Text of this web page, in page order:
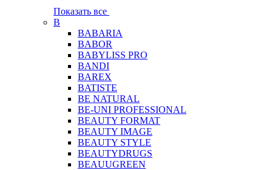
Показать все
B
BABARIA
BABOR
BABYLISS PRO
BANDI
BAREX
BATISTE
BE NATURAL
BE-UNI PROFESSIONAL
BEAUTY FORMAT
BEAUTY IMAGE
BEAUTY STYLE
BEAUTYDRUGS
BEAUUGREEN